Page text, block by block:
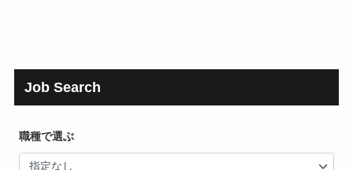
Job Search
職種で選ぶ